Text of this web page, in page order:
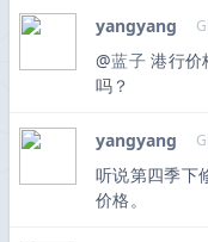
yangyang
@蓝子 港行价
吗？
yangyang
听说第四季下
价格。 ​